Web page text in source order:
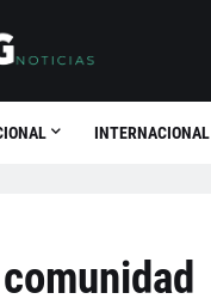
INTERNACIONAL